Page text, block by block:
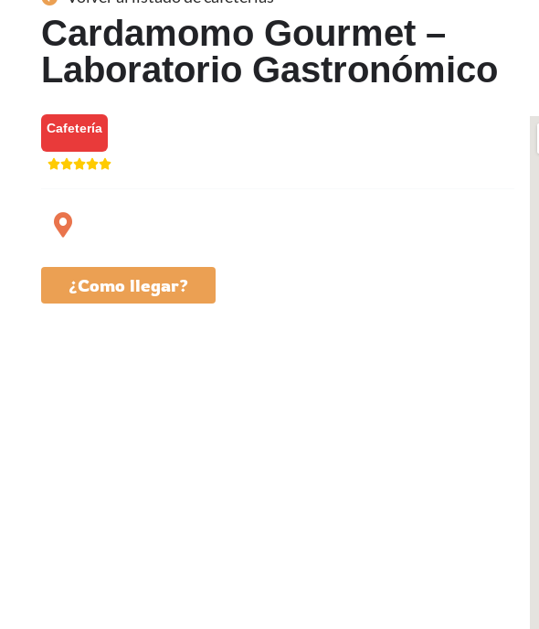
Cardamomo Gourmet –
Laboratorio Gastronómico
Cafetería
¿Como llegar?